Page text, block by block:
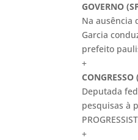
GOVERNO
Na ausência
Garcia
prefeito
+
CONGRESSO
Deputada
pesquisas à
+